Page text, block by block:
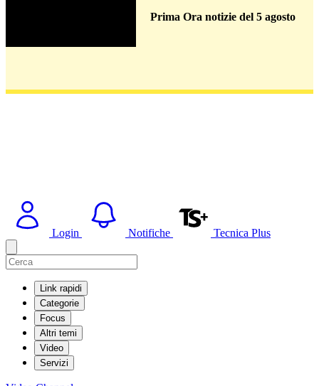
Prima Ora notizie del 5 agosto
Login Notifiche Tecnica Plus
Link rapidi
Categorie
Focus
Altri temi
Video
Servizi